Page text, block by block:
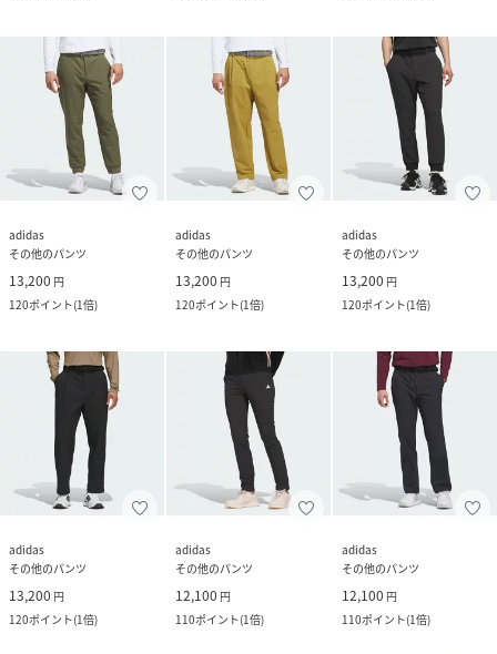
adidas
その他のパンツ
13,200 円
120ポイント(1倍)
adidas
その他のパンツ
13,200 円
120ポイント(1倍)
adidas
その他のパンツ
13,200 円
120ポイント(1倍)
adidas
その他のパンツ
13,200 円
120ポイント(1倍)
adidas
その他のパンツ
12,100 円
110ポイント(1倍)
adidas
その他のパンツ
12,100 円
110ポイント(1倍)